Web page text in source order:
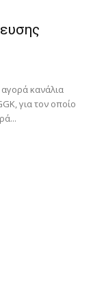
αγορά κανάλια
για τον οποίο